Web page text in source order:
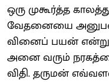
ஒரு முகூர்த்த
வேதனையை
வினைப் பயன் என்று
அனை வரும்
விதி. தருமன்